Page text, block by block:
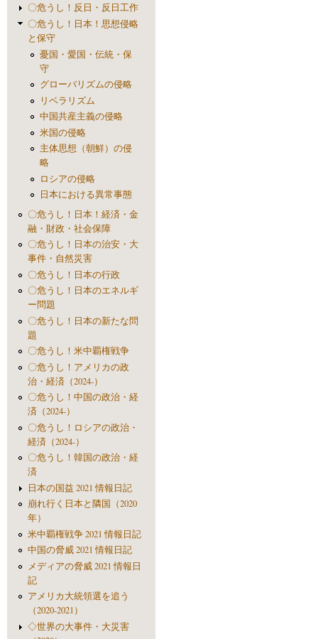
〇危うし！反日・反日工作
〇危うし！日本！思想侵略
と保守
憂国・愛国・伝統・保
守
グローバリズムの侵略
リベラリズム
中国共産主義の侵略
米国の侵略
主体思想（朝鮮）の侵
略
ロシアの侵略
日本における異常事態
〇危うし！日本！経済・金
融・財政・社会保障
〇危うし！日本の治安・大
事件・自然災害
〇危うし！日本の行政
〇危うし！日本のエネルギ
ー問題
〇危うし！日本の新たな問
題
〇危うし！米中覇権戦争
〇危うし！アメリカの政
治・経済（2024-）
〇危うし！中国の政治・経
済（2024-）
〇危うし！ロシアの政治・
経済（2024-）
〇危うし！韓国の政治・経
済
日本の国益 2021 情報日記
崩れ行く日本と隣国（2020
年）
米中覇権戦争 2021 情報日記
中国の脅威 2021 情報日記
メディアの脅威 2021 情報日
記
アメリカ大統領選を追う
（2020-2021）
◇世界の大事件・大災害